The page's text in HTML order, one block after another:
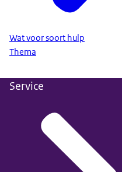
Wat voor soort hulp
Thema
Service